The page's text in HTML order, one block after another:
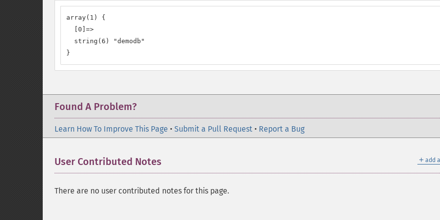
array(1) {
  [0]=>
  string(6) "demodb"
}
Found A Problem?
Learn How To Improve This Page • Submit a Pull Request • Report a Bug
＋ add
User Contributed Notes
There are no user contributed notes for this page.